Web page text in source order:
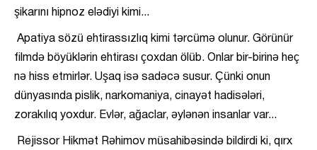
şikarını hipnoz elədiyi kimi...
Apatiya sözü ehtirassızlıq kimi tərcümə olunur. Görünür
filmdə böyüklərin ehtirası çoxdan ölüb. Onlar bir-birinə heç
nə hiss etmirlər. Uşaq isə sadəcə susur. Çünki onun
dünyasında pislik, narkomaniya, cinayət hadisələri,
zorakılıq yoxdur. Evlər, ağaclar, əylənən insanlar var...
Rejissor Hikmət Rəhimov müsahibəsində bildirdi ki, qırx